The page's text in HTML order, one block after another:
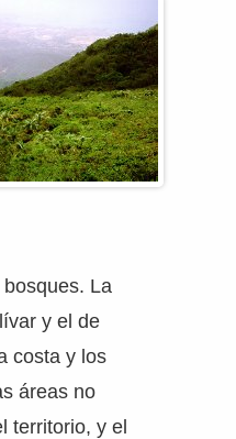
La
y el de
costa y los
áreas no
territorio, y el